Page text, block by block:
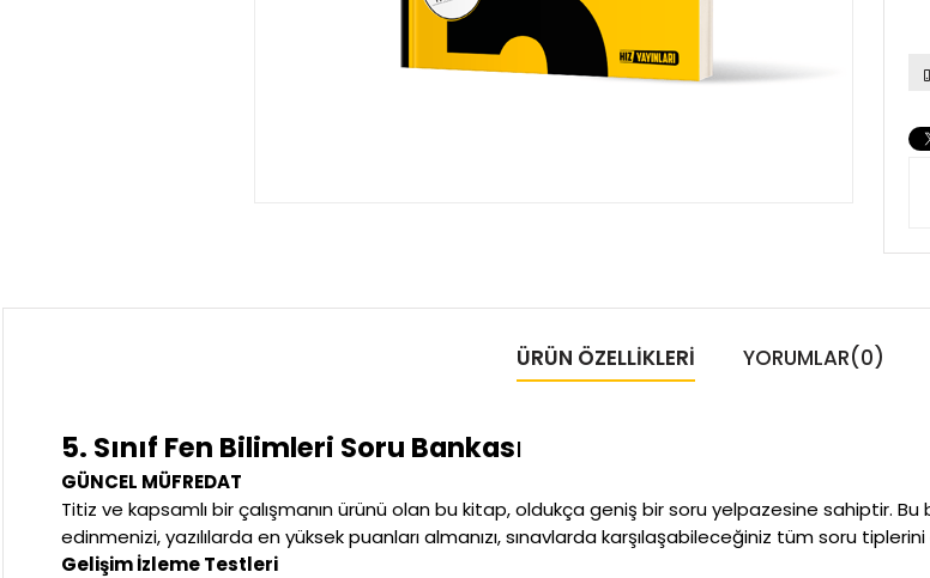
ÜRÜN ÖZELLIKLERI YORUMLAR(0)
5. Sınıf Fen Bilimleri Soru Bankası
GÜNCEL MÜFREDAT
Titiz ve kapsamlı bir çalışmanın ürünü olan bu kitap, oldukça geniş bir soru yelpazesine sahiptir. Bu
edinmenizi, yazılılarda en yüksek puanları almanızı, sınavlarda karşılaşabileceğiniz tüm soru
Gelişim İzleme Testleri